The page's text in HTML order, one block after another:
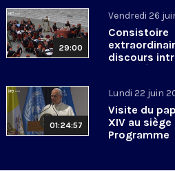
29:00
Vendredi 26
Consistoire
discours
pape Léon
01:24:57
Lundi 22 juin
Visite du
XIV au siège
Programme